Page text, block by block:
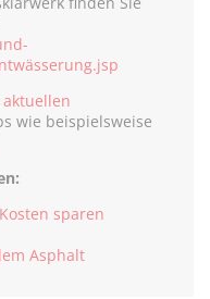
aktuellen
wie beispielsweise
sparen
Asphalt